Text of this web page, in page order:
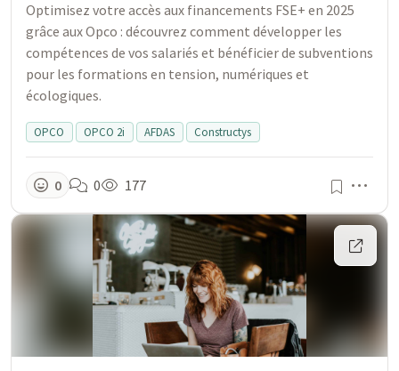
Optimisez votre accès aux financements FSE+ en 2025
grâce aux Opco : découvrez comment développer les
compétences de vos salariés et bénéficier de subventions
pour les formations en tension, numériques et
écologiques.
OPCO OPCO 2i AFDAS Constructys
0 0 177